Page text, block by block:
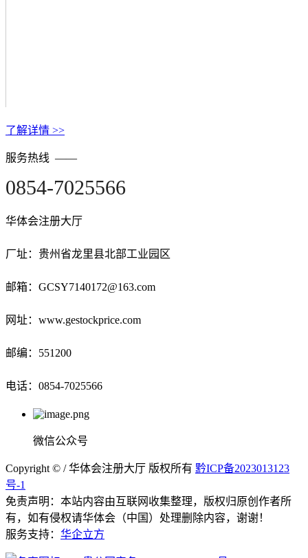
了解详情 >>
服务热线 ——
0854-7025566
华体会注册大厅
厂址：贵州省龙里县北部工业园区
邮箱：GCSY7140172@163.com
网址：www.gestockprice.com
邮编：551200
电话：0854-7025566
微信公众号
Copyright © / 华体会注册大厅 版权所有 黔ICP备2023013123
号-1
免责声明：本站内容由互联网收集整理，版权归原创作者所
有，如有侵权请华体会（中国）处理删除内容，谢谢！
服务支持： 华企立方